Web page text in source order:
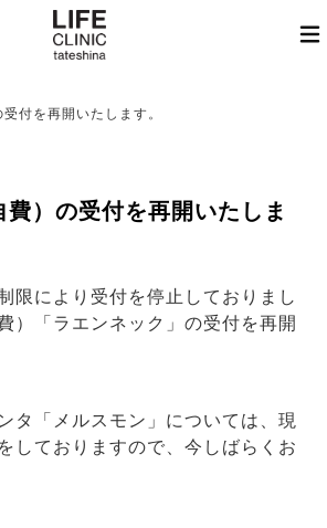
付を再開いたします。
）の受付を再開いたしま
限により受付を停止しておりまし
）「ラエンネック」の受付を再開
タ「メルスモン」については、現
しておりますので、今しばらくお